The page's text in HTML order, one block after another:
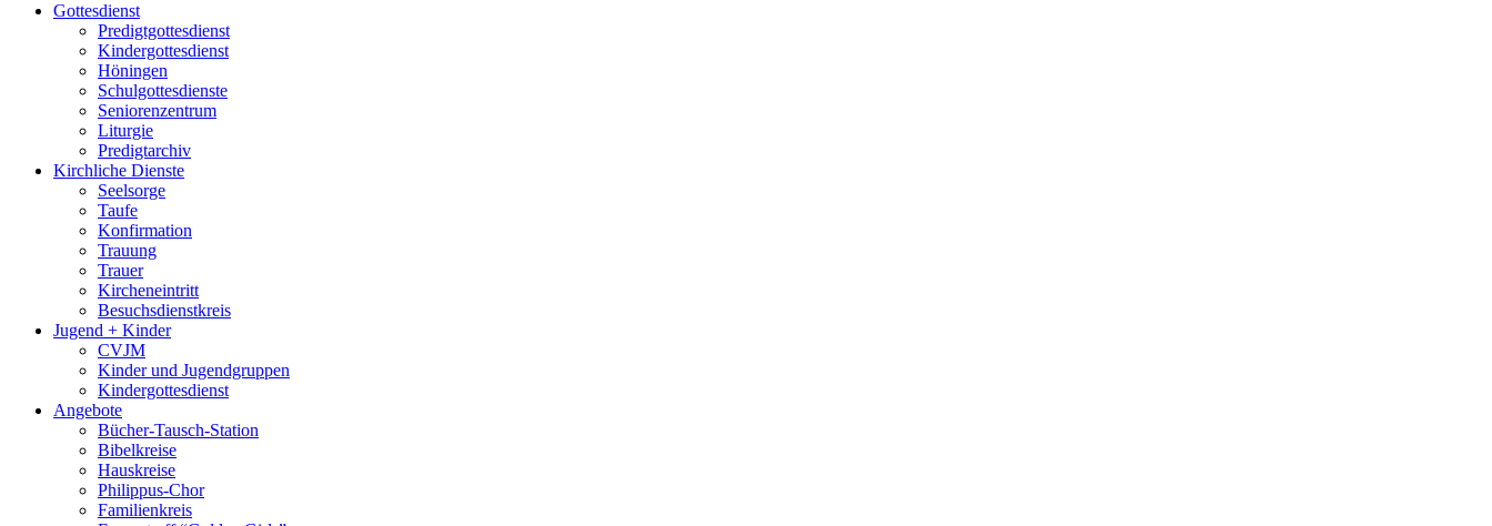
Gottesdienst
Predigtgottesdienst
Kindergottesdienst
Höningen
Schulgottesdienste
Seniorenzentrum
Liturgie
Predigtarchiv
Kirchliche Dienste
Seelsorge
Taufe
Konfirmation
Trauung
Trauer
Kircheneintritt
Besuchsdienstkreis
Jugend + Kinder
CVJM
Kinder und Jugendgruppen
Kindergottesdienst
Angebote
Bücher-Tausch-Station
Bibelkreise
Hauskreise
Philippus-Chor
Familienkreis